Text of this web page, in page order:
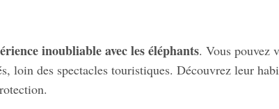
inoubliable avec les éléphants. Vous pouvez
loin des spectacles touristiques. Découvrez leur